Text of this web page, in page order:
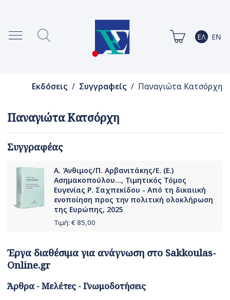
Εκδόσεις / Συγγραφείς / Παναγιώτα Κατσόρχη
Παναγιώτα Κατσόρχη
Συγγραφέας
Α. Άνθιμος/Π. Αρβανιτάκης/Ε. (Ε.)
Ασημακοπούλου..., Τιμητικός Τόμος
Ευγενίας Ρ. Σαχπεκίδου - Από τη δικαιική
ενοποίηση προς την πολιτική ολοκλήρωση
της Ευρώπης, 2025
Τιμή: € 85,00
Έργα διαθέσιμα για ανάγνωση στο Sakkoulas-
Online.gr
Άρθρα - Μελέτες - Γνωμοδοτήσεις